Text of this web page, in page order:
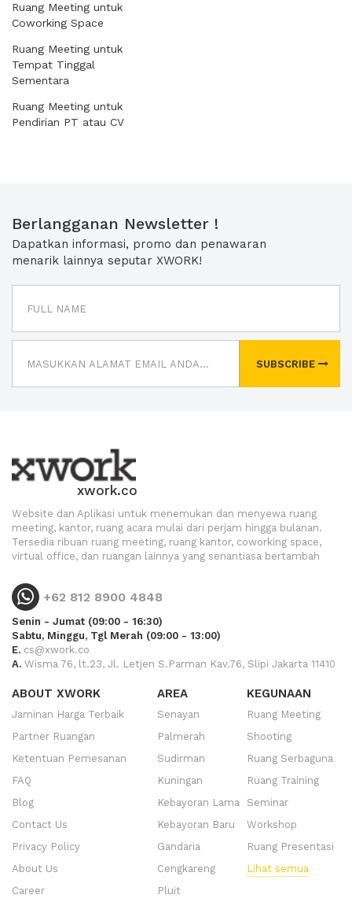
Ruang Meeting untuk
Coworking Space
Ruang Meeting untuk
Tempat Tinggal
Sementara
Ruang Meeting untuk
Pendirian PT atau CV
Berlangganan Newsletter !
Dapatkan informasi, promo dan penawaran
menarik lainnya seputar XWORK!
SUBSCRIBE
xwork.co
Website dan Aplikasi untuk menemukan dan menyewa ruang
meeting, kantor, ruang acara mulai dari perjam hingga bulanan.
Tersedia ribuan ruang meeting, ruang kantor, coworking space,
virtual office, dan ruangan lainnya yang senantiasa bertambah
+62 812 8900 4848
Senin - Jumat (09:00 - 16:30)
Sabtu, Minggu, Tgl Merah (09:00 - 13:00)
E. cs@xwork.co
A. Wisma 76, lt.23, Jl. Letjen S.Parman Kav.76, Slipi Jakarta 11410
ABOUT XWORK
Jaminan Harga Terbaik
Partner Ruangan
Ketentuan Pemesanan
FAQ
Blog
Contact Us
Privacy Policy
About Us
Career
AREA
Senayan
Palmerah
Sudirman
Kuningan
Kebayoran Lama
Kebayoran Baru
Gandaria
Cengkareng
Pluit
KEGUNAAN
Ruang Meeting
Shooting
Ruang Serbaguna
Ruang Training
Seminar
Workshop
Ruang Presentasi
Lihat semua